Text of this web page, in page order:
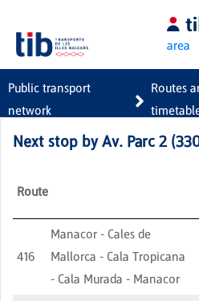
area
Public transport
network
Routes
Next stop byAv. Parc 2 (
Route
416
Manacor - Cales de
Mallorca - Cala Tropicana
- Cala Murada - Manacor